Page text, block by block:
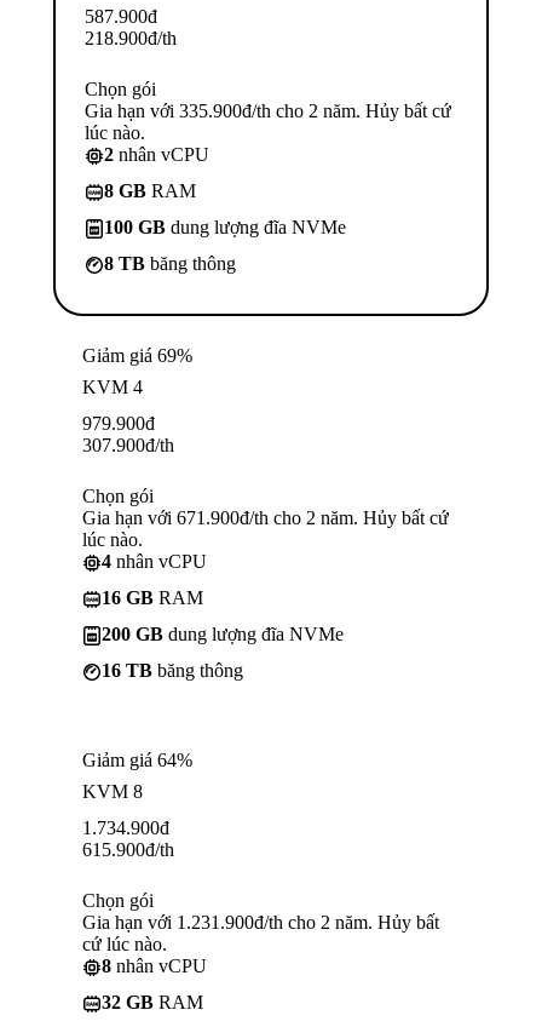
587.900đ
218.900đ/th
Chọn gói
Gia hạn với 335.900đ/th cho 2 năm. Hủy bất cứ
lúc nào.
2 nhân vCPU
8 GB RAM
100 GB dung lượng đĩa NVMe
8 TB băng thông
Giảm giá 69%
KVM 4
979.900đ
307.900đ/th
Chọn gói
Gia hạn với 671.900đ/th cho 2 năm. Hủy bất cứ
lúc nào.
4 nhân vCPU
16 GB RAM
200 GB dung lượng đĩa NVMe
16 TB băng thông
Giảm giá 64%
KVM 8
1.734.900đ
615.900đ/th
Chọn gói
Gia hạn với 1.231.900đ/th cho 2 năm. Hủy bất
cứ lúc nào.
8 nhân vCPU
32 GB RAM